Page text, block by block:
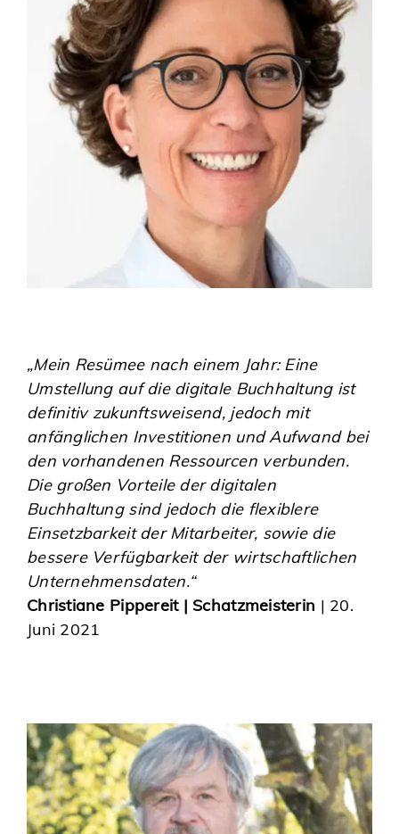
„Mein Resümee nach einem Jahr: Eine
Umstellung auf die digitale Buchhaltung ist
definitiv zukunftsweisend, jedoch mit
anfänglichen Investitionen und Aufwand bei
den vorhandenen Ressourcen verbunden.
Die großen Vorteile der digitalen
Buchhaltung sind jedoch die flexiblere
Einsetzbarkeit der Mitarbeiter, sowie die
bessere Verfügbarkeit der wirtschaftlichen
Unternehmensdaten.“
Christiane Pippereit | Schatzmeisterin | 20.
Juni 2021